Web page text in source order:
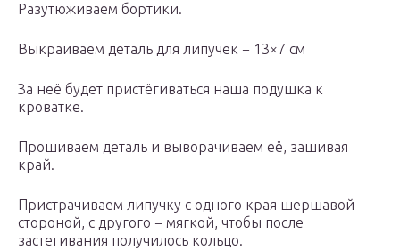
Разутюживаем бортики.
Выкраиваем деталь для липучек − 13×7 см
За неё будет пристёгиваться наша подушка к
кроватке.
Прошиваем деталь и выворачиваем её, зашивая
край.
Пристрачиваем липучку с одного края шершавой
стороной, с другого − мягкой, чтобы после
застегивания получилось кольцо.